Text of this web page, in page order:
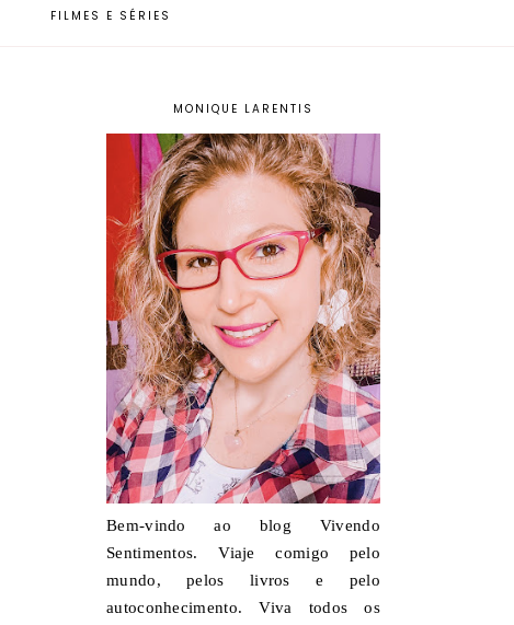
FILMES E SÉRIES
MONIQUE LARENTIS
Bem-vindo ao blog Vivendo
Sentimentos. Viaje comigo pelo
mundo, pelos livros e pelo
autoconhecimento. Viva todos os